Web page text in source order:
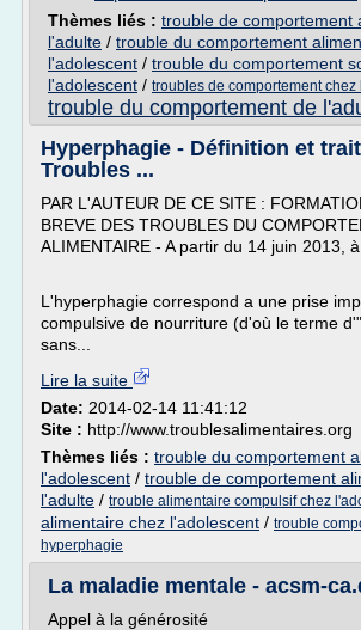
Thèmes liés : trouble de comportement
l'adulte / trouble du comportement
l'adolescent / trouble du comportement
l'adolescent / troubles de comportement chez
trouble du comportement de
Hyperphagie - Définition et
Troubles ...
PAR L'AUTEUR DE CE SITE :
BREVE DES TROUBLES DU
ALIMENTAIRE - A partir du 14 juin 2013,
L'hyperphagie correspond a une prise
compulsive de nourriture (d'où le terme
sans...
Lire la suite
Date: 2014-02-14 11:41:12
Site : http://www.troublesalimentaires.org
Thèmes liés : trouble du comportement
l'adolescent / trouble de comportement
l'adulte / trouble alimentaire compulsif chez
alimentaire chez l'adolescent / trouble
hyperphagie
La maladie mentale - acsm-
Appel à la générosité